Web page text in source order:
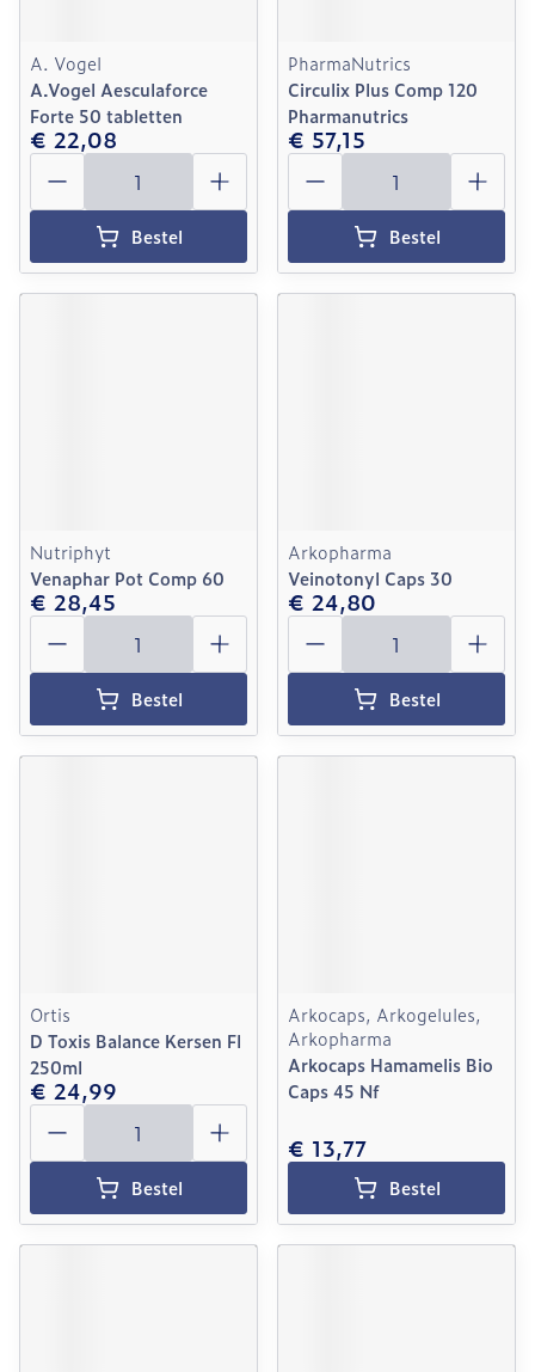
A. Vogel
A.Vogel Aesculaforce
Forte 50 tabletten
€ 22,08
Aantal
Bestel
PharmaNutrics
Circulix Plus Comp 120
Pharmanutrics
€ 57,15
Aantal
Bestel
Nutriphyt
Venaphar Pot Comp 60
€ 28,45
Aantal
Bestel
Arkopharma
Veinotonyl Caps 30
€ 24,80
Aantal
Bestel
Ortis
D Toxis Balance Kersen Fl
250ml
€ 24,99
Aantal
Bestel
Arkocaps, Arkogelules,
Arkopharma
Arkocaps Hamamelis Bio
Caps 45 Nf
€ 13,77
Bestel